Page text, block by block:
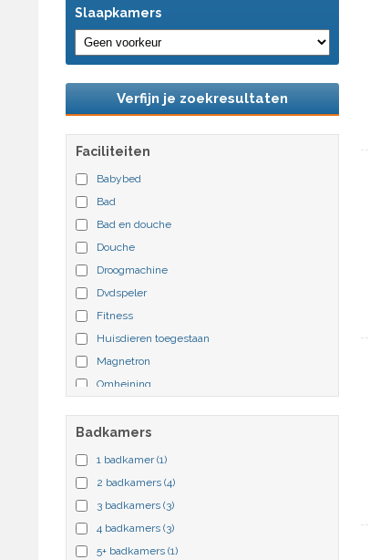
Slaapkamers
Verfijn je zoekresultaten
Faciliteiten
Babybed
Bad
Bad en douche
Douche
Droogmachine
Dvdspeler
Fitness
Huisdieren toegestaan
Magnetron
Omheining
Parkeerplaats overdekt
Badkamers
1 badkamer(1)
2 badkamers (4)
3 badkamers (3)
4 badkamers (3)
5+ badkamers (1)